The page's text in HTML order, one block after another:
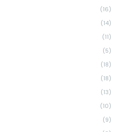
(16)
(14)
(11)
(5)
(18)
(18)
(13)
(10)
(9)